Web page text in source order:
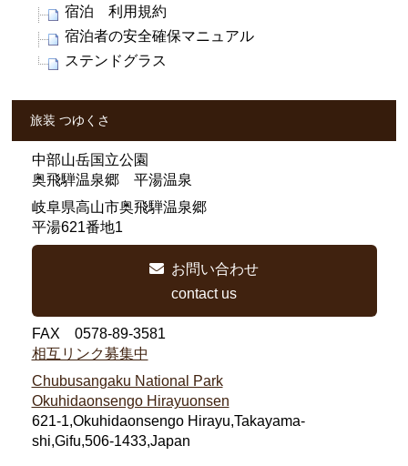
宿泊 利用規約
宿泊者の安全確保マニュアル
ステンドグラス
旅装 つゆくさ
中部山岳国立公園
奥飛騨温泉郷 平湯温泉
岐阜県高山市奥飛騨温泉郷
平湯621番地1
お問い合わせ
contact us
FAX 0578-89-3581
相互リンク募集中
Chubusangaku National Park
Okuhidaonsengo Hirayuonsen
621-1,Okuhidaonsengo Hirayu,Takayama-
shi,Gifu,506-1433,Japan